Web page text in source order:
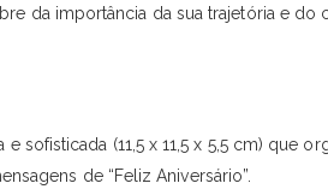
da importância da sua trajetória e do
sofisticada (11,5 x 11,5 x 5,5 cm) que
de “Feliz Aniversário”.